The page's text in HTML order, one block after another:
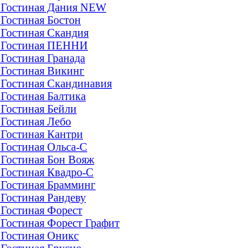
Гостиная Дания NEW
Гостиная Бостон
Гостиная Скандия
Гостиная ПЕННИ
Гостиная Гранада
Гостиная Викинг
Гостиная Скандинавия
Гостиная Балтика
Гостиная Бейли
Гостиная Лебо
Гостиная Кантри
Гостиная Ольса-С
Гостиная Бон Вояж
Гостиная Квадро-С
Гостиная Брамминг
Гостиная Рандеву
Гостиная Форест
Гостиная Форест Графит
Гостиная Оникс